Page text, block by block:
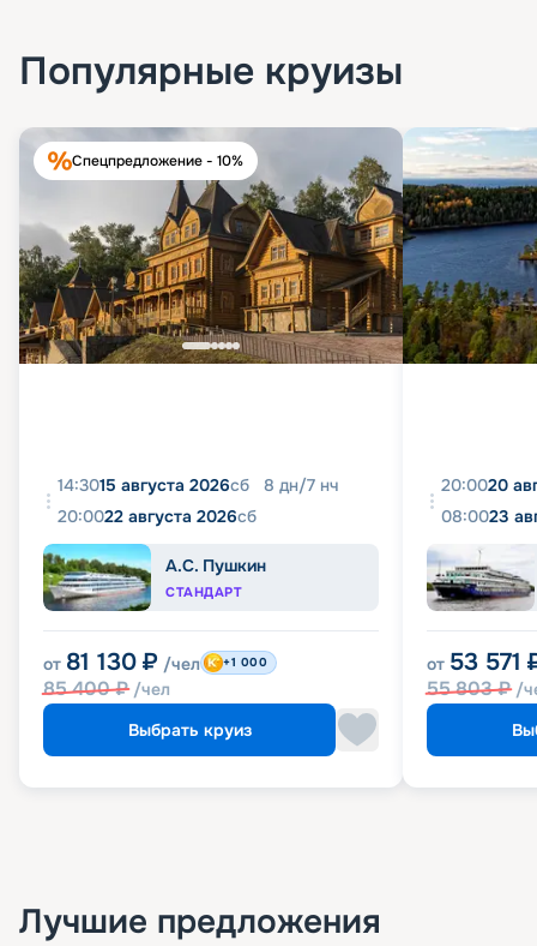
Популярные круизы
Спецпредложение - 10%
14:3015 августа 2026сб 8 дн/7 нч
20:0022 августа 2026сб
А.С. Пушкин
СТАНДАРТ
от 81 130 ₽ /чел
85 400₽ /чел
+1 000
Выбрать круиз
20:0020
08:0023
от 53 571
55 803₽ /
Лучшие предложения